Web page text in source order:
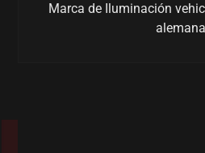
Marca de Iluminación
alemana